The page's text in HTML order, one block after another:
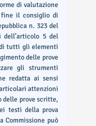
di valutazione
fine il consiglio di
n. 323 del
dell’articolo 5 del
tutti gli elementi
delle prove
gli strumenti
redatta ai sensi
attenzioni
delle prove scritte,
testi della prova
Commissione può